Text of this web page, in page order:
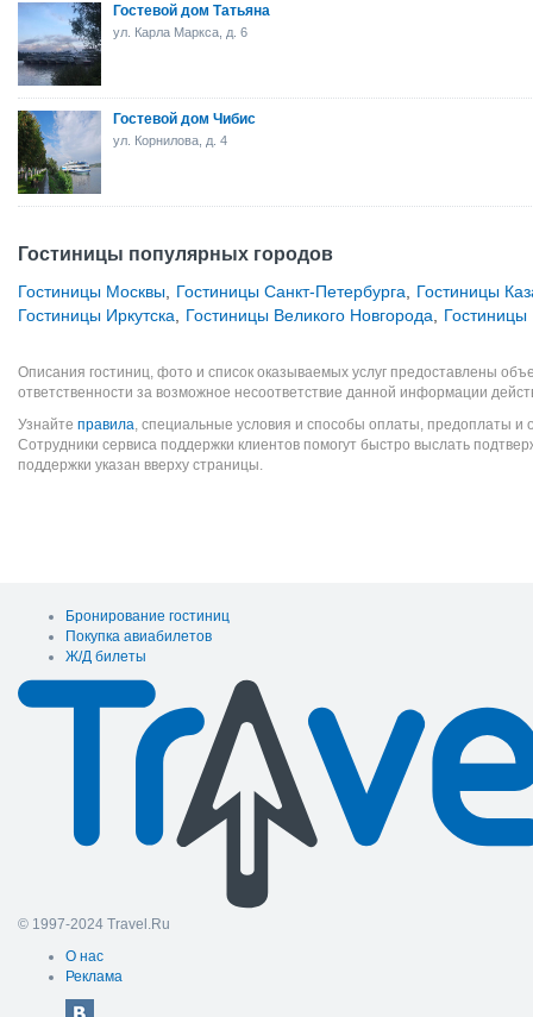
Гостевой дом Татьяна
ул. Карла Маркса, д. 6
Гостевой дом Чибис
ул. Корнилова, д. 4
Гостиницы популярных городов
Гостиницы Москвы Гостиницы Санкт-Петербурга
Гостиницы
Гостиницы Иркутска
Гостиницы Великого Новгорода
Описания гостиниц, фото и список оказываемых услуг предоставлены
ответственности за возможное несоответствие данной информации
Узнайте правила, специальные условия и способы оплаты, предоплаты и
Сотрудники сервиса поддержки клиентов помогут быстро выслать
поддержки указан вверху страницы.
Бронирование гостиниц
Покупка авиабилетов
Ж/Д билеты
© 1997-2024 Travel.Ru
О нас
Реклама